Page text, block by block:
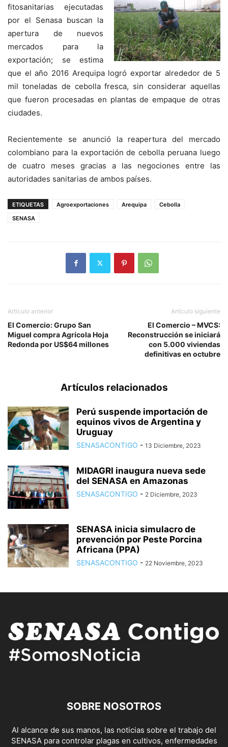
fitosanitarias ejecutadas
por el Senasa buscan la
apertura de nuevos
mercados para la
exportación; se estima
que el año 2016 Arequipa logró exportar alrededor de 5
mil toneladas de cebolla fresca, sin considerar aquellas
que fueron procesadas en plantas de empaque de otras
ciudades.
Recientemente se anunció la reapertura del mercado
colombiano para la exportación de cebolla peruana luego
de cuatro meses gracias a las negociones entre las
autoridades sanitarias de ambos países.
ETIQUETAS Agroexportaciones Arequipa
Cebolla
SENASA
Artículo anterior
El Comercio: Grupo San
Miguel compra Agrícola Hoja
Redonda por US$64 millones
Artículo siguiente
El Comercio – MVCS:
Reconstrucción se iniciará
con 5.000 viviendas
definitivas en octubre
Artículos relacionados
Perú suspende importación de
equinos vivos de Argentina y
Uruguay
SENASACONTIGO - 13 Diciembre, 2023
MIDAGRI inaugura nueva sede
del SENASA en Amazonas
SENASACONTIGO - 2 Diciembre, 2023
SENASA inicia simulacro de
prevención por Peste Porcina
Africana (PPA)
SENASACONTIGO - 22 Noviembre, 2023
SOBRE NOSOTROS
Al alcance de sus manos, las noticias sobre el trabajo del
SENASA para controlar plagas en cultivos, enfermedades